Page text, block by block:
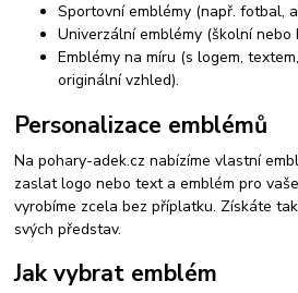
Sportovní emblémy (např. fotbal,
Univerzální emblémy (školní nebo
Emblémy na míru (s logem,
originální vzhled).
Personalizace emblémů
Na pohary-adek.cz nabízíme vlastní
zaslat logo nebo text a emblém pro
vyrobíme zcela bez příplatku. Získáte
svých představ.
Jak vybrat emblém